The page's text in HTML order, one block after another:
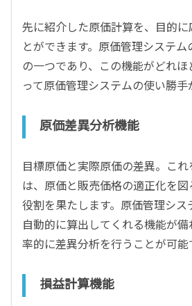
先に紹介した原価計算を、目的
とができます。原価管理システ
の一つであり、この機能がどれ
って原価管理システムの使い勝手
原価差異分析機能
目標原価と実際原価の差異。こ
は、原価と販売価格の適正化を
役割を果たします。原価管理シス
自動的に算出してくれる機能が
率的に差異分析を行うことが可能
損益計算機能